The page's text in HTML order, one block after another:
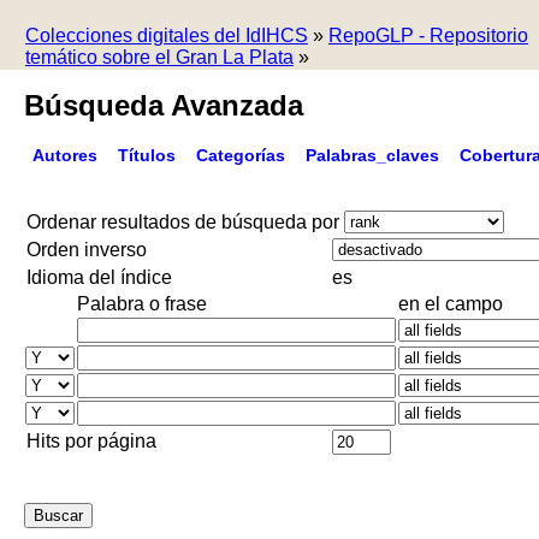
Colecciones digitales del IdIHCS » RepoGLP - Repositorio
temático sobre el Gran La Plata »
Búsqueda Avanzada
Autores Títulos Categorías Palabras_claves
Ordenar resultados de búsqueda por
Orden inverso
Idioma del índice
es
Palabra o frase
en el campo
Hits por página